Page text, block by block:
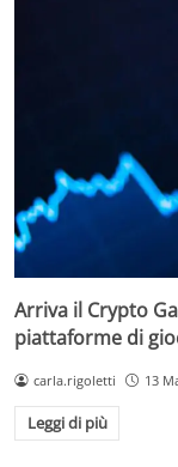
Arriva il Crypto
piattaforme di
carla.rigoletti 13
Leggi di più